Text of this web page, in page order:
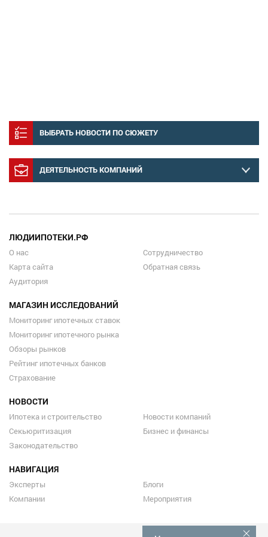
ВЫБРАТЬ НОВОСТИ ПО СЮЖЕТУ
ДЕЯТЕЛЬНОСТЬ КОМПАНИЙ
ЛЮДИИПОТЕКИ.РФ
О нас
Карта сайта
Аудитория
Сотрудничество
Обратная связь
МАГАЗИН ИССЛЕДОВАНИЙ
Мониторинг ипотечных ставок
Мониторинг ипотечного рынка
Обзоры рынков
Рейтинг ипотечных банков
Страхование
НОВОСТИ
Ипотека и строительство
Секьюритизация
Законодательство
Новости компаний
Бизнес и финансы
НАВИГАЦИЯ
Эксперты
Компании
Блоги
Мероприятия